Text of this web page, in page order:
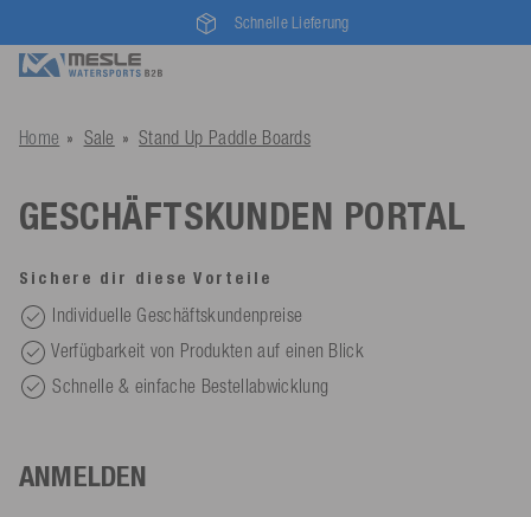
Schnelle Lieferung
Home Sale Stand Up Paddle Boards
GESCHÄFTSKUNDEN PORTAL
Sichere dir diese Vorteile
Individuelle Geschäftskundenpreise
Verfügbarkeit von Produkten auf einen Blick
Schnelle & einfache Bestellabwicklung
ANMELDEN